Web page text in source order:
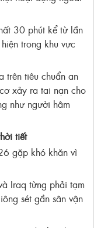
30 phút kể từ lần
trong khu vực
trên tiêu chuẩn an
xảy ra tai nạn cho
như người hâm
tiết
gặp khó khăn vì
Iraq từng phải tạm
sét gần sân vận